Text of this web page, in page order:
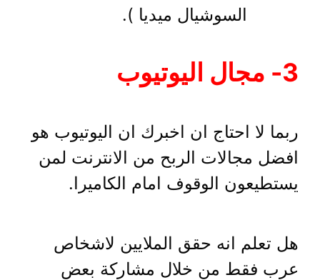
السوشيال ميديا ).
3- مجال اليوتيوب
ربما لا احتاج ان اخبرك ان اليوتيوب هو
افضل مجالات الربح من الانترنت لمن
يستطيعون الوقوف امام الكاميرا.
هل تعلم انه حقق الملايين لاشخاص
عرب فقط من خلال مشاركة بعض